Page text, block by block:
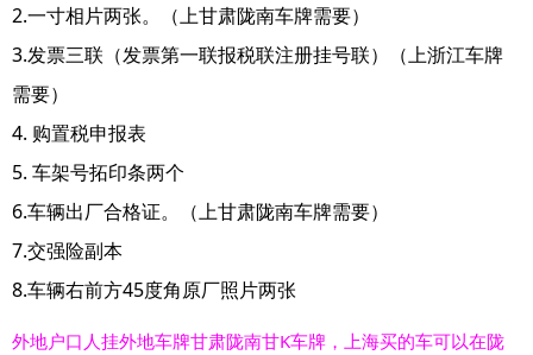
2.一寸相片两张。（上甘肃陇南车牌需要）
3.发票三联（发票第一联报税联注册挂号联）（上浙江车牌
需要）
4. 购置税申报表
5. 车架号拓印条两个
6.车辆出厂合格证。（上甘肃陇南车牌需要）
7.交强险副本
8.车辆右前方45度角原厂照片两张
外地户口人挂外地车牌甘肃陇南甘K车牌，上海买的车可以在陇